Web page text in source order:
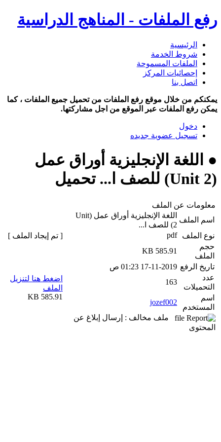
رفع الملفات - المناهج الدراسية
الرئيسية
شروط الخدمة
الملفات المسموحة
إحصائيات المركز
اتصل بنا
يمكنكم من خلال موقع رفع الملفات من تحميل جميع الملفات ، كما
يمكن رفع الملفات عبر الموقع من اجل مشاركتها.
دخول
تسجيل عضوية جديده
● اللغة الإنجليزية أوراق عمل
(Unit 2) للصف ا... تحميل
معلومات عن الملف
اسم الملف
اللغة الإنجليزية أوراق عمل (Unit
2) للصف ا...
نوع الملف
pdf
حجم
الملف
585.91 KB
تاريخ الرفع 17-11-2019 01:23 ص
عدد
التحميلات
163
اسم
المستخدم
jozef002
ملف مخالف : إرسال إبلاغ عن
المحتوى
[ تم إيجاد الملف ]
اضغط هنا لتنزيل
الملف
585.91 KB